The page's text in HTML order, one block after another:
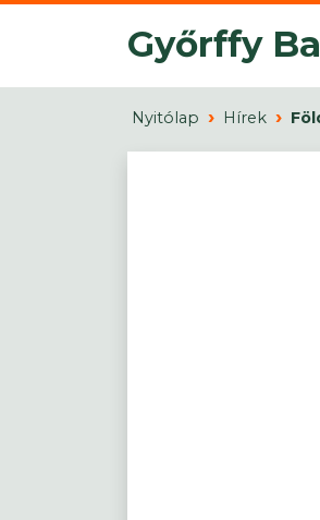
Győrffy
Nyitólap Hírek